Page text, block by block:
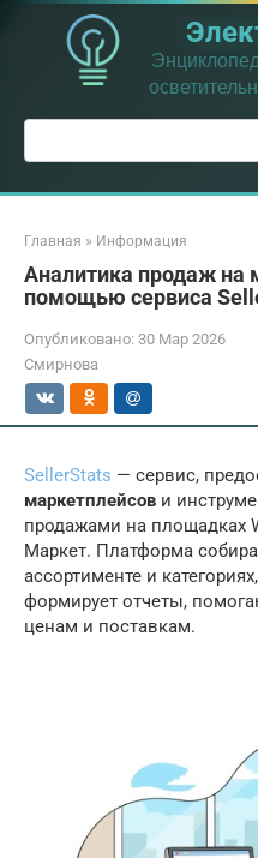
Перейти
контенту
Поиск:
Главная » Информация
Аналитика продаж на
помощью сервиса
Опубликовано: 30 Мар 2026
Смирнова
SellerStats — сервис,
маркетплейсов и
продажами на площадках
Маркет. Платформа
ассортименте и
формирует отчеты,
ценам и поставкам.